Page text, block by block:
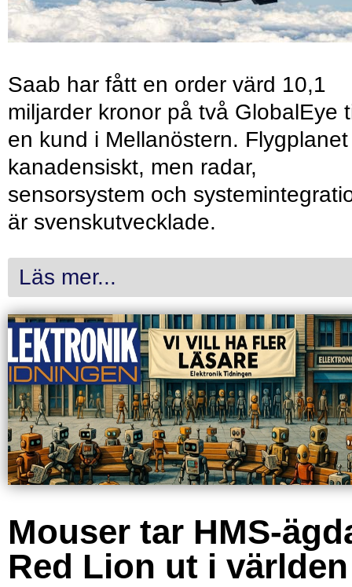
Saab har fått en order värd 10,1
miljarder kronor på två GlobalEye
en kund i Mellanöstern.
kanadensiskt, men radar,
sensorsystem och
är svenskutvecklade.
Läs mer...
Mouser tar HMS-
Red Lion ut i världen